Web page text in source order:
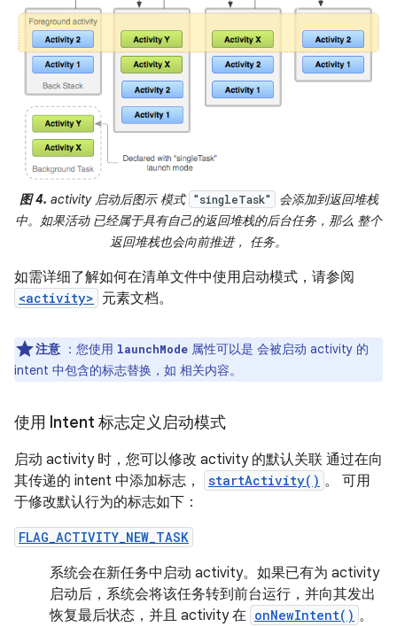
图 4. activity 启动后图示 模式 "singleTask"
会添加到返回堆栈
中。如果活动 已经属于具有自己的返回堆栈的后台任务，那么 整个
返回堆栈也会向前推进， 任务。
如需详细了解如何在清单文件中使用启动模式，请参阅
<activity> 元素文档。
注意 ：您使用 launchMode 属性可以是 会被启动 activity 的
intent 中包含的标志替换，如 相关内容。
使用 Intent 标志定义启动模式
启动 activity 时，您可以修改 activity 的默认关联 通过在向
其传递的 intent 中添加标志，
startActivity() 。 可用
于修改默认行为的标志如下：
FLAG_ACTIVITY_NEW_TASK
系统会在新任务中启动 activity。如果已有为 activity
启动后，系统会将该任务转到前台运行，并向其发出
恢复最后状态，并且 activity 在 onNewIntent() 。